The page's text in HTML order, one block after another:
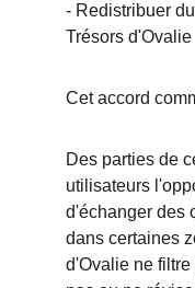
- Redistribuer
Trésors d'Ovalie
Cet accord
Des parties de
utilisateurs
d'échanger des
dans certaines
d'Ovalie ne